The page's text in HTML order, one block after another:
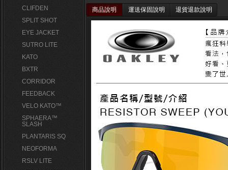
CLIFDEN
SPLIT SHOT
EYE JACKET
SUTRO LITE
KATO
BXTR
CORRIDOR
FEEDBACK
VELO KATO™
SPHAERA™
SLASH
PLANTARIS SQ
NEOFORMA
RSLV LITE
商品說明 運送保固說明 退貨退款說明